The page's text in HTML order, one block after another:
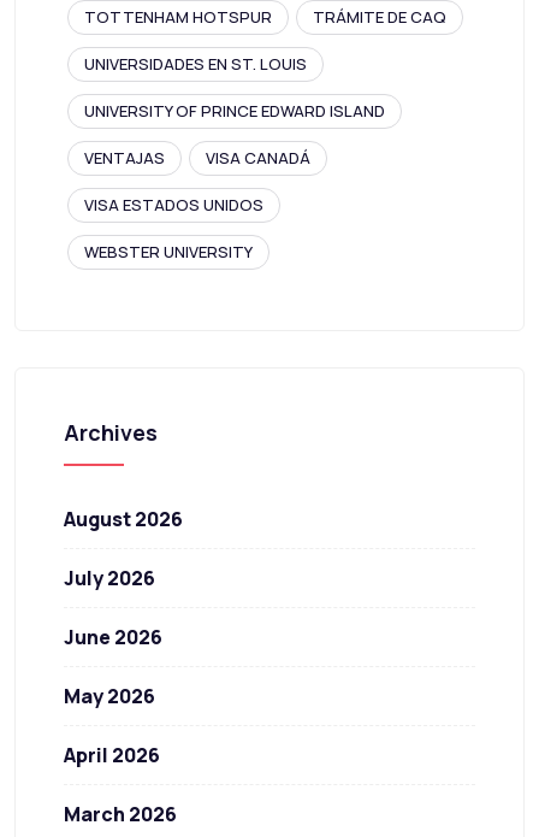
TOTTENHAM HOTSPUR TRÁMITE DE CAQ
UNIVERSIDADES EN ST. LOUIS
UNIVERSITY OF PRINCE EDWARD ISLAND
VENTAJAS VISA CANADÁ
VISA ESTADOS UNIDOS
WEBSTER UNIVERSITY
Archives
August 2026
July 2026
June 2026
May 2026
April 2026
March 2026